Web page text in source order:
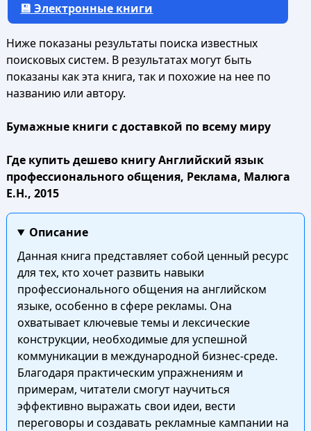
💾 Электронные книги
Ниже показаны результаты поиска известных
поисковых систем. В результатах могут быть
показаны как эта книга, так и похожие на нее по
названию или автору.
Бумажные книги с доставкой по всему миру
Где купить дешево книгу Английский язык
профессионального общения, Реклама, Малюга
Е.Н., 2015
Описание
Данная книга представляет собой ценный ресурс
для тех, кто хочет развить навыки
профессионального общения на английском
языке, особенно в сфере рекламы. Она
охватывает ключевые темы и лексические
конструкции, необходимые для успешной
коммуникации в международной бизнес-среде.
Благодаря практическим упражнениям и
примерам, читатели смогут научиться
эффективно выражать свои идеи, вести
переговоры и создавать рекламные кампании на